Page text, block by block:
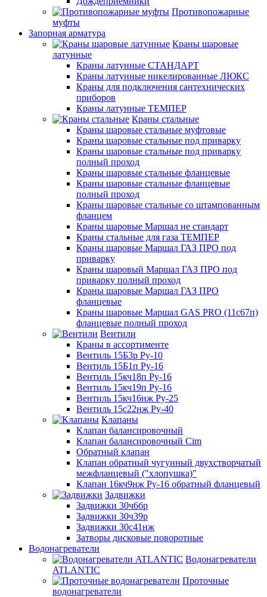
Противопожарные
муфты
Запорная арматура
Краны шаровые
латунные
Краны латунные СТАНДАРТ
Краны латунные никелированные ЛЮКС
Краны для подключения сантехнических
приборов
Краны латунные ТЕМПЕР
Краны стальные
Краны шаровые стальные муфтовые
Краны шаровые стальные под приварку
Краны шаровые стальные под приварку
полный проход
Краны шаровые стальные фланцевые
Краны шаровые стальные фланцевые
полный проход
Краны шаровые стальные со штампованным
фланцем
Краны шаровые Маршал не стандарт
Краны стальные для газа ТЕМПЕР
Краны шаровые Маршал ГАЗ ПРО под
приварку
Краны шаровый Маршал ГАЗ ПРО под
приварку полный проход
Краны шаровые Маршал ГАЗ ПРО
фланцевые
Краны шаровые Маршал GAS PRO (11с67п)
фланцевые полный проход
Вентили
Краны в ассортименте
Вентиль 15Б3р Ру-10
Вентиль 15Б1п Ру-16
Вентиль 15кч18п Ру-16
Вентиль 15кч19п Ру-16
Вентиль 15кч16нж Ру-25
Вентиль 15с22нж Ру-40
Клапаны
Клапан балансировочный
Клапан балансировочный Cim
Обратный клапан
Клапан обратный чугунный двухстворчатый
межфланцевый ("хлопушка)"
Клапан 16кч9нж Ру-16 обратный фланцевый
Задвижки
Задвижки 30ч6бр
Задвижки 30ч39р
Задвижки 30с41нж
Затворы дисковые поворотные
Водонагреватели
Водонагреватели
ATLANTIC
Проточные
водонагреватели